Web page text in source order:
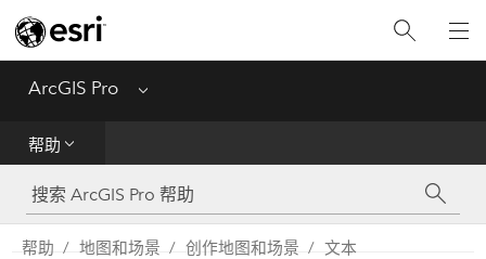
ArcGIS Pro Menu
帮助
工具参考
Python
帮助 地图和场景 创作地图和场景 文本